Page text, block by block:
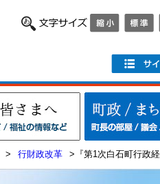
> 行財政改革 >『第1次白石町行政